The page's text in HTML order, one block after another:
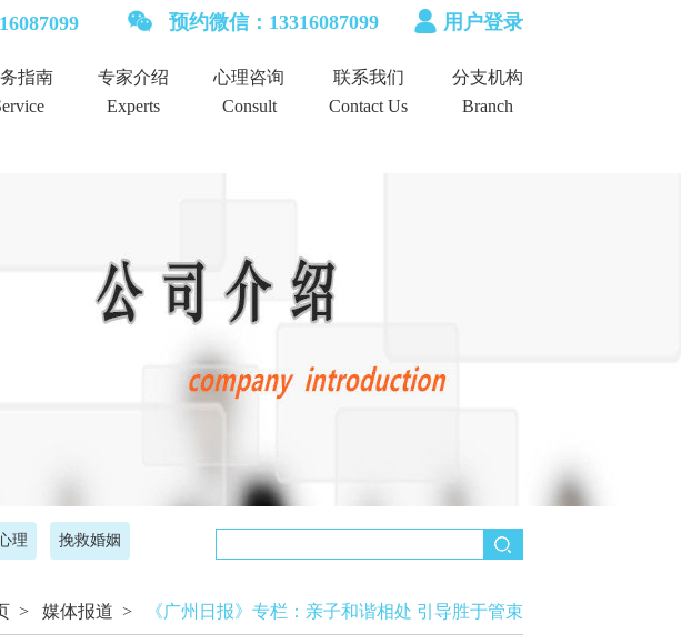
预约微信：13316087099 用户登录
指南
专家介绍
Experts
心理咨询
Consult
联系我们
Contact Us
分支机构
Branch
理 挽救婚姻
> 媒体报道 > 《广州日报》专栏：亲子和谐相处 引导胜于管束